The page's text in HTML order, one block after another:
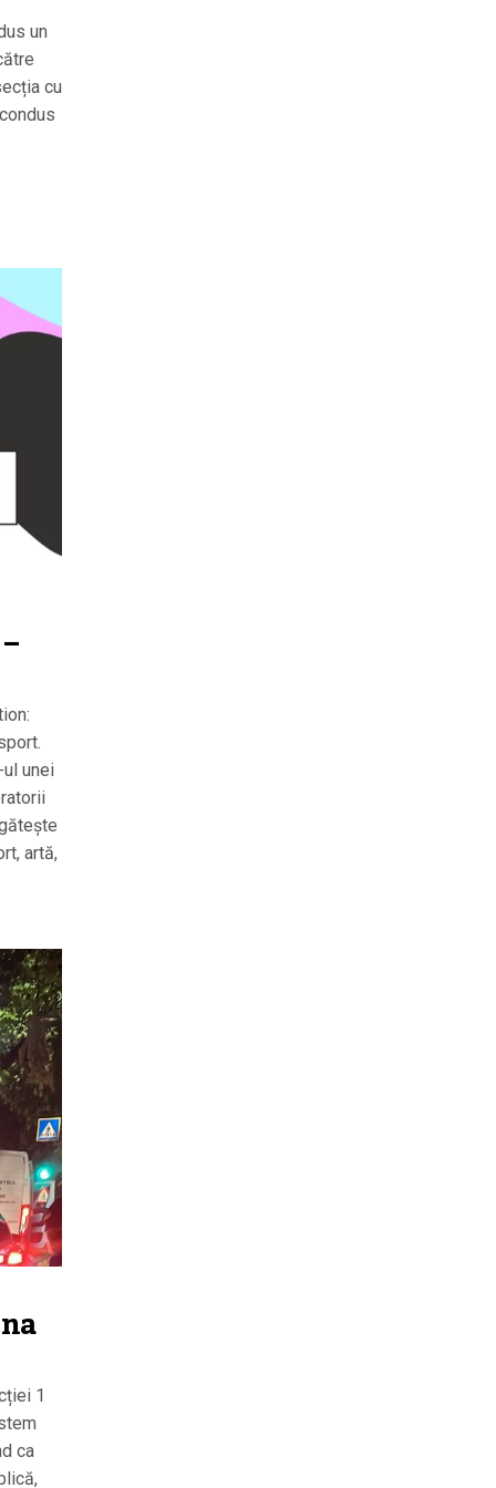
un
cu
unei
artă,
1
ca